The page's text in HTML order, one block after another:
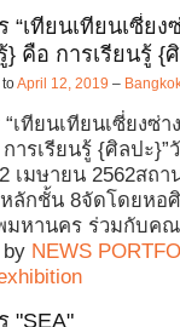
“เทียนเทียนเซี่ยง
} คือ การเรียนรู้ {
toApril 12, 2019 –
เทียนเทียนเซี่ยงซ่
ารเรียนรู้ {ศิลปะ}”
เมษายน 2562สถา
ลักชั้น 8จัดโดยหอ
มหานคร ร่วมกับค
NEWS
"SEA"